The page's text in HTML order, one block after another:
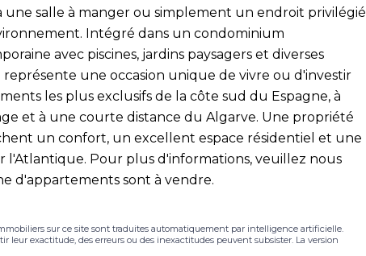
une salle à manger ou simplement un endroit privilégié
Intégré dans un condominium
avec piscines, jardins paysagers et diverses
représente une occasion unique de vivre ou d'investir
les plus exclusifs de la côte sud du Espagne, à
et à une courte distance du Algarve. Une propriété
un confort, un excellent espace résidentiel et une
l'Atlantique. Pour plus d'informations, veuillez nous
d'appartements sont à vendre.
sur ce site sont traduites automatiquement par intelligence artificielle.
leur exactitude, des erreurs ou des inexactitudes peuvent subsister. La version